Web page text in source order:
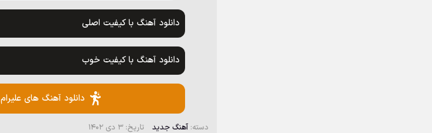
دانلود آهنگ با کیفیت اصلی
دانلود آهنگ با کیفیت خوب
دانلود آهنگ های علیرام
دسته:آهنگ جدید تاریخ: ۳ دی ۱۴۰۲